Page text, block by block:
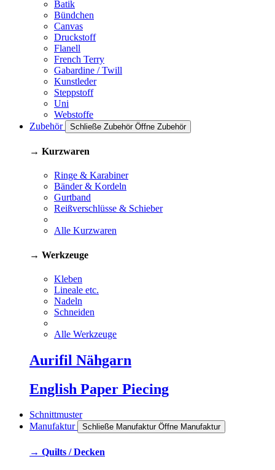
Batik
Bündchen
Canvas
Druckstoff
Flanell
French Terry
Gabardine / Twill
Kunstleder
Steppstoff
Uni
Webstoffe
Zubehör
Schließe Zubehör Öffne Zubehör
→ Kurzwaren
Ringe & Karabiner
Bänder & Kordeln
Gurtband
Reißverschlüsse & Schieber
Alle Kurzwaren
→ Werkzeuge
Kleben
Lineale etc.
Nadeln
Schneiden
Alle Werkzeuge
Aurifil Nähgarn
English Paper Piecing
Schnittmuster
Manufaktur
Schließe Manufaktur Öffne Manufaktur
→ Quilts / Decken